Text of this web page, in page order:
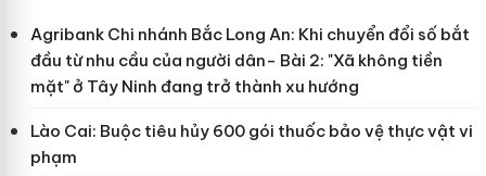
Agribank Chi nhánh Bắc Long An: Khi chuyển đổi số bắt
đầu từ nhu cầu của người dân- Bài 2: "Xã không tiền
mặt" ở Tây Ninh đang trở thành xu hướng
Lào Cai: Buộc tiêu hủy 600 gói thuốc bảo vệ thực vật vi
phạm